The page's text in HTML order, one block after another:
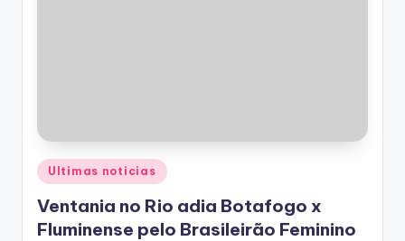
Posted
in
Ultimas noticias
Ventania no Rio adia Botafogo x
Fluminense pelo Brasileirão Feminino